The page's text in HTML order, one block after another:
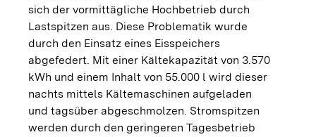
sich der vormittägliche Hochbetrieb durch
Lastspitzen aus. Diese Problematik wurde
durch den Einsatz eines Eisspeichers
abgefedert. Mit einer Kältekapazität von 3.570
kWh und einem Inhalt von 55.000 l wird dieser
nachts mittels Kältemaschinen aufgeladen
und tagsüber abgeschmolzen. Stromspitzen
werden durch den geringeren Tagesbetrieb